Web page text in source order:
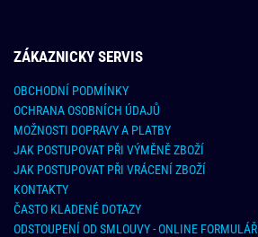
ZÁKAZNICKY SERVIS
OBCHODNÍ PODMÍNKY
OCHRANA OSOBNÍCH ÚDAJŮ
MOŽNOSTI DOPRAVY A PLATBY
JAK POSTUPOVAT PŘI VÝMĚNĚ ZBOŽÍ
JAK POSTUPOVAT PŘI VRÁCENÍ ZBOŽÍ
KONTAKTY
ČASTO KLADENÉ DOTAZY
ODSTOUPENÍ OD SMLOUVY - ONLINE FORMULÁŘ